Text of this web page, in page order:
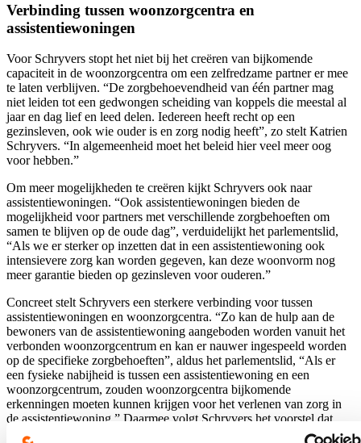
Verbinding tussen woonzorgcentra en
assistentiewoningen
Voor Schryvers stopt het niet bij het creëren van bijkomende
capaciteit in de woonzorgcentra om een zelfredzame partner er mee
te laten verblijven. “De zorgbehoevendheid van één partner mag
niet leiden tot een gedwongen scheiding van koppels die meestal al
jaar en dag lief en leed delen. Iedereen heeft recht op een
gezinsleven, ook wie ouder is en zorg nodig heeft”, zo stelt Katrien
Schryvers. “In algemeenheid moet het beleid hier veel meer oog
voor hebben.”
Om meer mogelijkheden te creëren kijkt Schryvers ook naar
assistentiewoningen. “Ook assistentiewoningen bieden de
mogelijkheid voor partners met verschillende zorgbehoeften om
samen te blijven op de oude dag”, verduidelijkt het parlementslid,
“Als we er sterker op inzetten dat in een assistentiewoning ook
intensievere zorg kan worden gegeven, kan deze woonvorm nog
meer garantie bieden op gezinsleven voor ouderen.”
Concreet stelt Schryvers een sterkere verbinding voor tussen
assistentiewoningen en woonzorgcentra. “Zo kan de hulp aan de
bewoners van de assistentiewoning aangeboden worden vanuit het
verbonden woonzorgcentrum en kan er nauwer ingespeeld worden
op de specifieke zorgbehoeften”, aldus het parlementslid, “Als er
een fysieke nabijheid is tussen een assistentiewoning en een
woonzorgcentrum, zouden woonzorgcentra bijkomende
erkenningen moeten kunnen krijgen voor het verlenen van zorg in
de assistentiewoning.” Daarmee volgt Schryvers het voorstel dat
koepelorganisatie Zorgnet-Icuro recent lanceerde om Zorg+-